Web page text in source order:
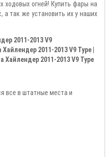
огней! Купить фары на
а так же установить их у наших
2011-2013 V9
2011-2013 V9 Type |
2011-2013 V9 Type
все в штатные места и